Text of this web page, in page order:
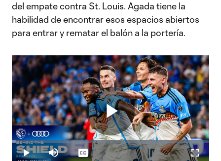
del empate contra St. Louis. Agada tiene la
habilidad de encontrar esos espacios abiertos
para entrar y rematar el balón a la portería.
Play
Play Mute
Loaded:
2.08%
Captions